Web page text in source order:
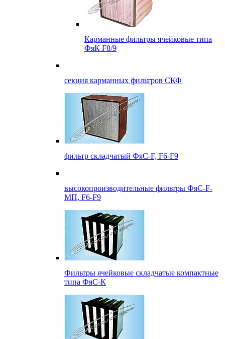
Карманные фильтры ячейковые типа
ФяК F8/9
секция карманных фильтров СКФ
фильтр складчатый ФяС-F, F6-F9
высокопроизводительные фильтры ФяС-F-
МП, F6-F9
Фильтры ячейковые складчатые компактные
типа ФяС-К